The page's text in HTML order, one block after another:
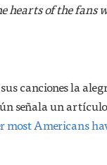
hearts of the fans
canciones la
señala un
Americans